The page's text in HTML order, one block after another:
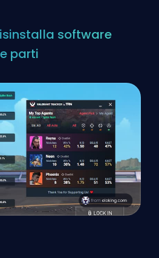
software
parti